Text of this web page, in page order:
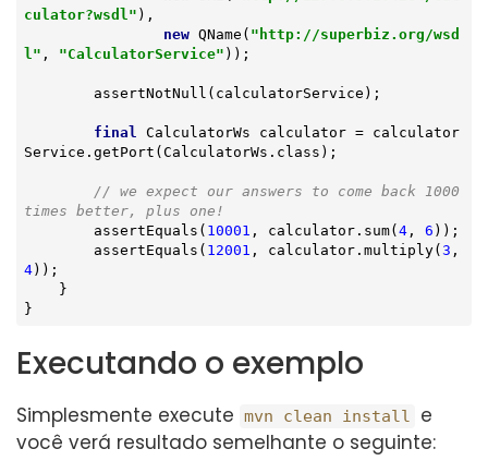
culator?wsdl" ),
new QName( "http://superbiz.org/wsd
l" , "CalculatorService" ));
final
CalculatorWs calculator = calculator
Service.getPort(CalculatorWs.class);
// we expect our answers to come back 1000
times better, plus one!
        assertEquals(
10001 , calculator.sum(4, 6 ));
        assertEquals(
12001 , calculator.multiply(3
4));
}
Executando o exemplo
Simplesmente execute mvn clean install
e
você verá resultado semelhante o seguinte: